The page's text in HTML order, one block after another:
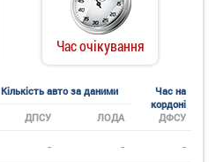
Час очікування
Кількість авто за даними
Час на
кордоні
ДФСУ
ДПСУ ЛОДА
- - -